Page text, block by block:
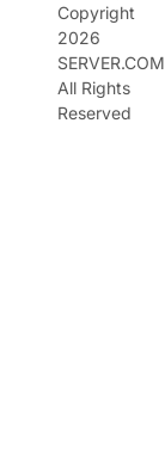
Copyright
2026
All Rights
Reserved